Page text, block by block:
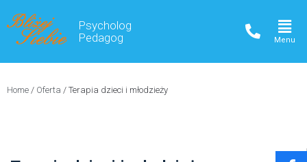
Psycholog
Pedagog
Home / Oferta / Terapia dzieci i młodzieży